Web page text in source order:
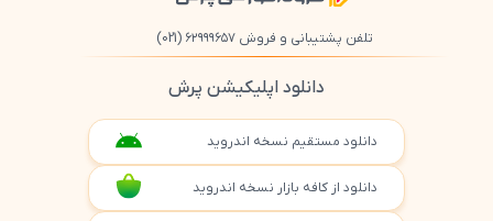
تلفن پشتیبانی و فروش ۶۲۹۹۹۶۵۷ (021)
دانلود اپلیکیشن پرش
دانلود مستقیم نسخه اندروید
دانلود از کافه بازار نسخه اندروید